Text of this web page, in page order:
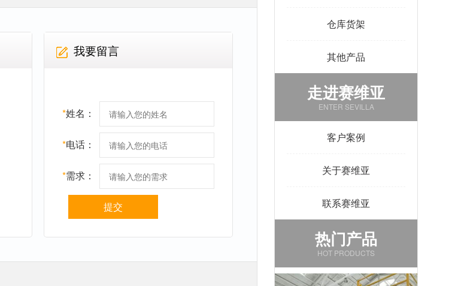
我要留言
*姓名：
*电话：
*需求：
提交
仓库货架
其他产品
走进赛维亚
ENTER SEVILLA
客户案例
关于赛维亚
联系赛维亚
热门产品
HOT PRODUCTS